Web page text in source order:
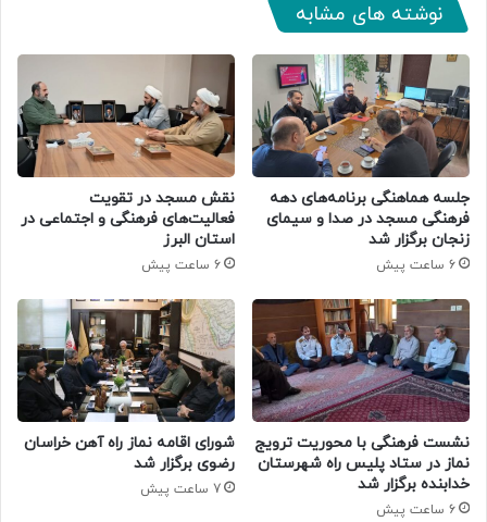
نوشته های مشابه
جلسه هماهنگی برنامه‌های دهه
فرهنگی مسجد در صدا و سیمای
زنجان برگزار شد
6 ساعت پیش
نقش مسجد در تقویت
فعالیت‌های فرهنگی و اجتماعی در
استان البرز
6 ساعت پیش
نشست فرهنگی با محوریت ترویج
نماز در ستاد پلیس راه شهرستان
خدابنده برگزار شد
6 ساعت پیش
شورای اقامه نماز راه آهن خراسان
رضوی برگزار شد
7 ساعت پیش